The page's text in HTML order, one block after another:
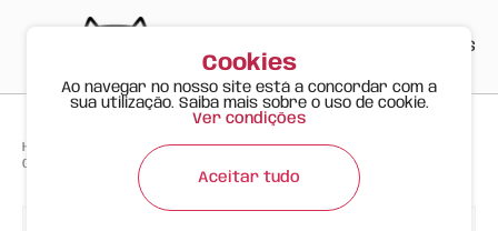
ES
Happy Meow Produtos > Para Cães Felizes >
Guaxinim de Peluche Dispensador de Sacos FOFOS | 17 sacos
Cookies
Ao navegar no nosso site está a concordar com a
sua utilização. Saiba mais sobre o uso de cookie.
Ver condições
Aceitar tudo